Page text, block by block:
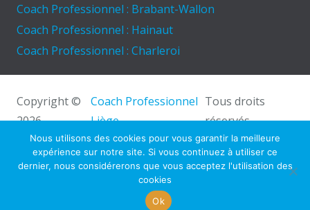
Coach Professionnel : Brabant-Wallon
Coach Professionnel : Hainaut
Coach Professionnel : Charleroi
Copyright ©
2026
Coach Professionnel
Liège.
Tous droits
réservés.
Powered byPrivium – Des services qui soutiennent
vos soins. Pour psychologues, psychotherapeutes et
hypnotherapeutes.
RGPD – Politique de Protection de la Vie Privée
Nous utilisons des cookies pour vous garantir la meilleure
expérience sur notre site. Si vous continuez à utiliser ce
dernier, nous considérerons que vous acceptez l'utilisation des
cookies
Ok